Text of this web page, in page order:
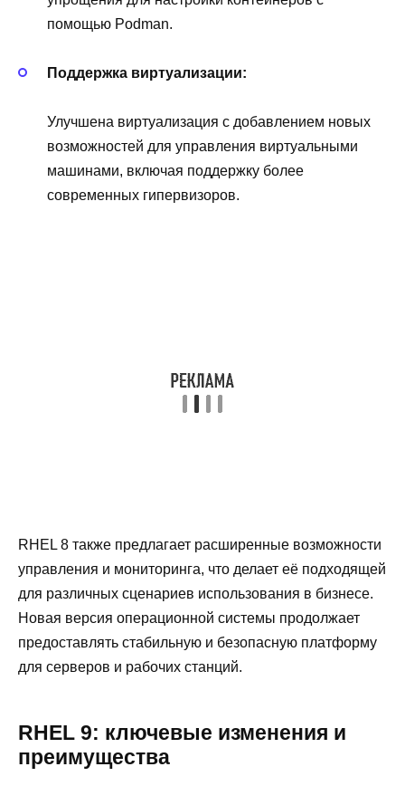
помощью Podman.
Поддержка виртуализации:
Улучшена виртуализация с добавлением новых
возможностей для управления виртуальными
машинами, включая поддержку более
современных гипервизоров.
RHEL 8 также предлагает расширенные возможности
управления и мониторинга, что делает её подходящей
для различных сценариев использования в бизнесе.
Новая версия операционной системы продолжает
предоставлять стабильную и безопасную платформу
для серверов и рабочих станций.
RHEL 9: ключевые изменения и
преимущества